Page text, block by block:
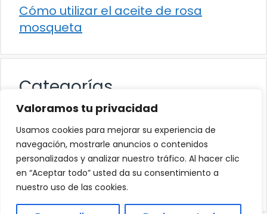
Valoramos tu privacidad
Usamos cookies para mejorar su experiencia de
navegación, mostrarle anuncios o contenidos
personalizados y analizar nuestro tráfico. Al hacer clic
en “Aceptar todo” usted da su consentimiento a
nuestro uso de las cookies.
Cómo utilizar el aceite de rosa
mosqueta
Categorías
Alimentación
Destacados
Hogar
Salud